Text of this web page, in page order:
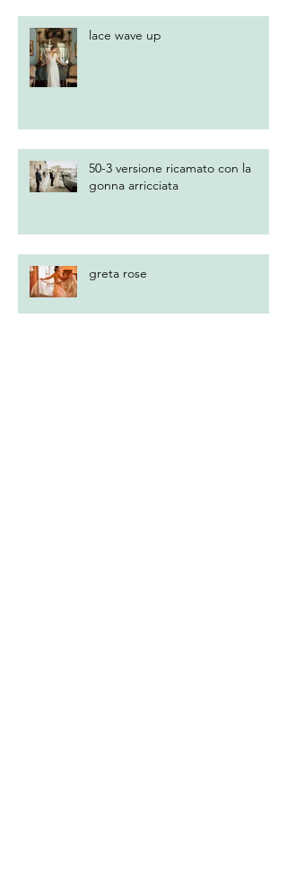
lace wave up
50-3 versione ricamato con la
gonna arricciata
greta rose